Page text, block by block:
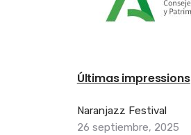
Últimas impressions
Naranjazz Festival
26 septiembre, 2025